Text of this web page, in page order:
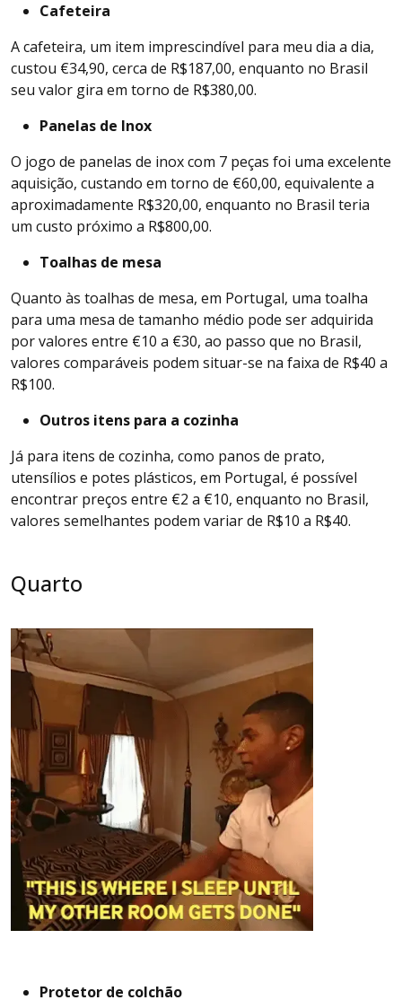
Cafeteira
A cafeteira, um item imprescindível para meu dia a dia,
custou €34,90, cerca de R$187,00, enquanto no Brasil
seu valor gira em torno de R$380,00.
Panelas de Inox
O jogo de panelas de inox com 7 peças foi uma excelente
aquisição, custando em torno de €60,00, equivalente a
aproximadamente R$320,00, enquanto no Brasil teria
um custo próximo a R$800,00.
Toalhas de mesa
Quanto às toalhas de mesa, em Portugal, uma toalha
para uma mesa de tamanho médio pode ser adquirida
por valores entre €10 a €30, ao passo que no Brasil,
valores comparáveis podem situar-se na faixa de R$40 a
R$100.
Outros itens para a cozinha
Já para itens de cozinha, como panos de prato,
utensílios e potes plásticos, em Portugal, é possível
encontrar preços entre €2 a €10, enquanto no Brasil,
valores semelhantes podem variar de R$10 a R$40.
Quarto
Protetor de colchão